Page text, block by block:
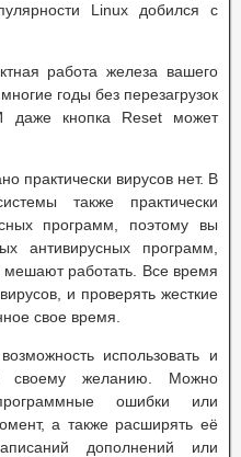
Linux добился с
работа железа вашего
годы без перезагрузок
даже кнопка Reset может
практически вирусов нет. В
также практически
программ, поэтому вы
антивирусных программ,
мешают работать. Все время
и проверять жесткие
свое время.
использовать и
своему желанию. Можно
ошибки или
а также расширять её
дополнений или